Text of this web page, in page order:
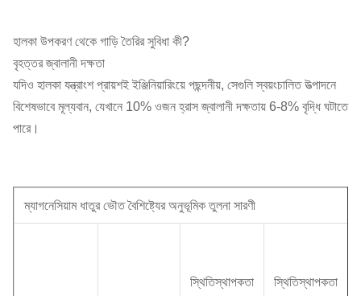
হালকা উপকরণ থেকে গাড়ি তৈরির সুবিধা কী?
বৃহত্তর জ্বালানী দক্ষতা
যদিও হালকা যন্ত্রাংশ প্রায়শই ইঞ্জিনিয়ারিংয়ে পছন্দনীয়, সেগুলি স্বয়ংচালিত উত্পাদনে
বিশেষভাবে মূল্যবান, যেখানে 10% ওজন হ্রাস জ্বালানী দক্ষতায় 6-8% বৃদ্ধি ঘটাতে
পারে।
ম্যাগনেসিয়াম ধাতুর ভৌত বৈশিষ্ট্যের অনুভূমিক তুলনা সারণী
স্থিতিস্থাপকতা
স্থিতিস্থাপকতা